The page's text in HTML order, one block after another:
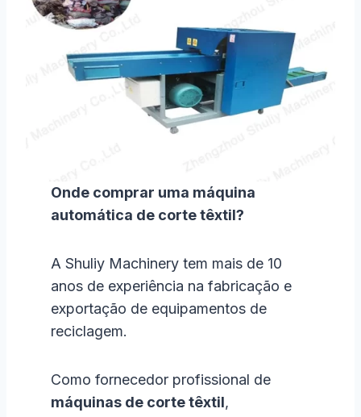
Onde comprar uma máquina
automática de corte têxtil?
A Shuliy Machinery tem mais de 10
anos de experiência na fabricação e
exportação de equipamentos de
reciclagem.
Como fornecedor profissional de
máquinas de corte têxtil,